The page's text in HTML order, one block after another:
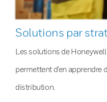
Solutions par
Les solutions de
permettent d’en apprendre
distribution.